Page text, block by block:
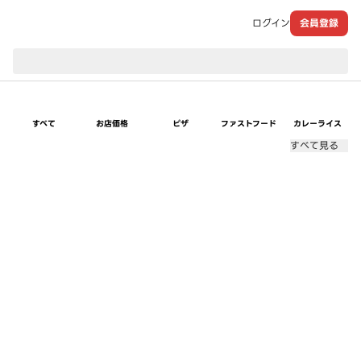
ログイン 会員登録
すべて お店価格 ピザ ファストフード カレーライス
すべて見る